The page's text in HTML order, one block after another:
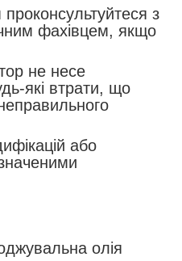
з
фахівцем, якщо
не несе
які втрати, що
або
олія